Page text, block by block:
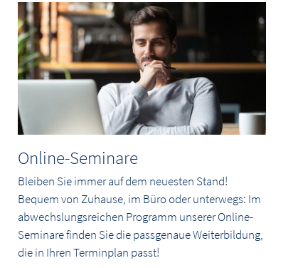
Online-Seminare
Bleiben Sie immer auf dem neuesten Stand!
Bequem von Zuhause, im Büro oder unterwegs: Im
abwechslungsreichen Programm unserer Online-
Seminare finden Sie die passgenaue Weiterbildung,
die in Ihren Terminplan passt!